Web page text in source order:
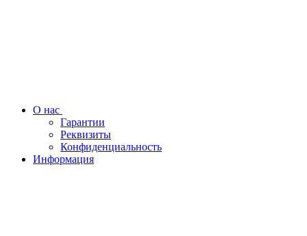
О нас
Гарантии
Реквизиты
Конфиденциальность
Информация